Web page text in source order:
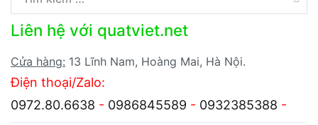
kiếm
cho:
Liên hệ với quatviet.net
Cửa hàng: 13 Lĩnh Nam, Hoàng Mai, Hà Nội.
Điện thoại/Zalo:
0972.80.6638 - 0986845589 - 0932385388 -